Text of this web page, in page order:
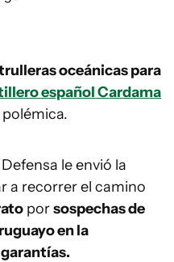
oceánicas para
español Cardama
le envió la
a recorrer el camino
porsospechas de
en la